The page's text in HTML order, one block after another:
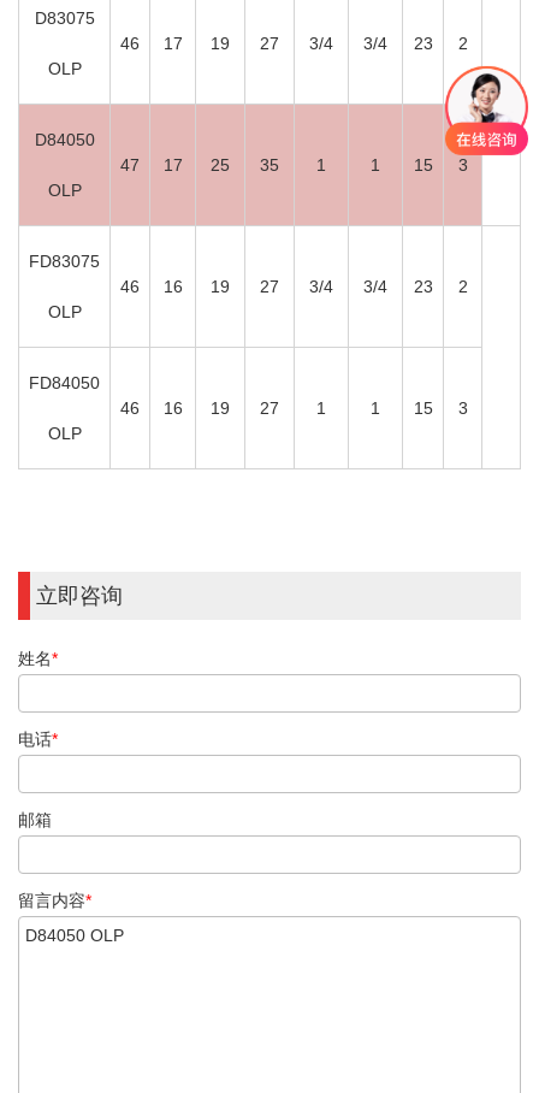
D83075
OLP
46 17 19 27 3/4 3/4 23 2
D84050
OLP
47 17 25 35 1 1 15 3
FD83075
OLP
46 16 19 27 3/4 3/4 23 2
FD84050
OLP
46 16 19 27 1 1 15 3
立即咨询
姓名*
电话*
邮箱
留言内容*